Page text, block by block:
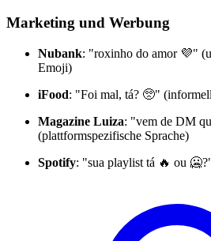
Marketing und Werbung
Nubank: "roxinho do amor 💜"
Emoji)
iFood: "Foi mal, tá? 🥺"
Magazine Luiza: "vem de DM
(plattformspezifische Sprache)
Spotify: "sua playlist tá 🔥 ou